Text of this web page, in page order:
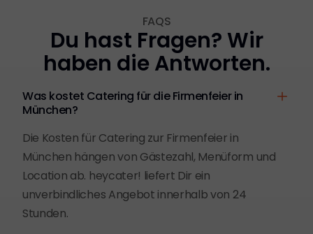
FAQS
Du hast Fragen? Wir
haben die Antworten.
Was kostet Catering für die Firmenfeier in
München?
Die Kosten für Catering zur Firmenfeier in
München hängen von Gästezahl, Menüform und
Location ab. heycater! liefert Dir ein
unverbindliches Angebot innerhalb von 24
Stunden.